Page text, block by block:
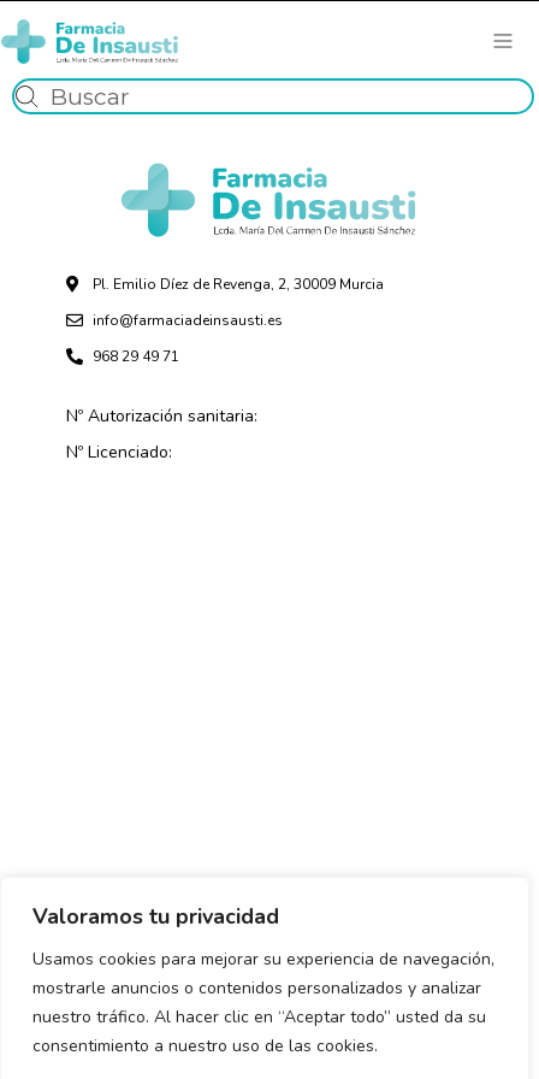
Valoramos tu privacidad
Usamos cookies para mejorar su experiencia de navegación,
mostrarle anuncios o contenidos personalizados y analizar
nuestro tráfico. Al hacer clic en “Aceptar todo” usted da su
consentimiento a nuestro uso de las cookies.
Pl. Emilio Díez de Revenga, 2, 30009 Murcia
info@farmaciadeinsausti.es
968 29 49 71
Nº Autorización sanitaria:
Nº Licenciado:
Política de envío y devoluciones Política de privacidad
Uso de cookies Aviso legal Términos y condiciones